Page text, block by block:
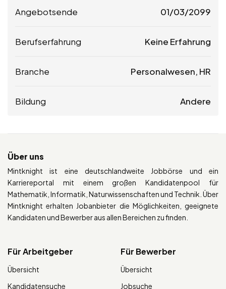
Angebotsende 01/03/2099
Berufserfahrung Keine Erfahrung
Branche Personalwesen, HR
Bildung Andere
Über uns
Mintknight ist eine deutschlandweite Jobbörse und ein
Karriereportal mit einem großen Kandidatenpool für
Mathematik, Informatik, Naturwissenschaften und Technik. Über
Mintknight erhalten Jobanbieter die Möglichkeiten, geeignete
Kandidaten und Bewerber aus allen Bereichen zu finden.
Für Arbeitgeber
Übersicht
Kandidatensuche
Für Bewerber
Übersicht
Jobsuche